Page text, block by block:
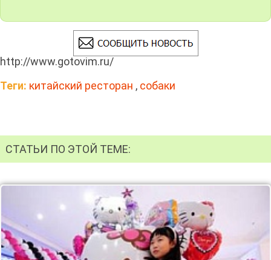
http://www.gotovim.ru/
Теги: китайский ресторан , собаки
СТАТЬИ ПО ЭТОЙ ТЕМЕ: